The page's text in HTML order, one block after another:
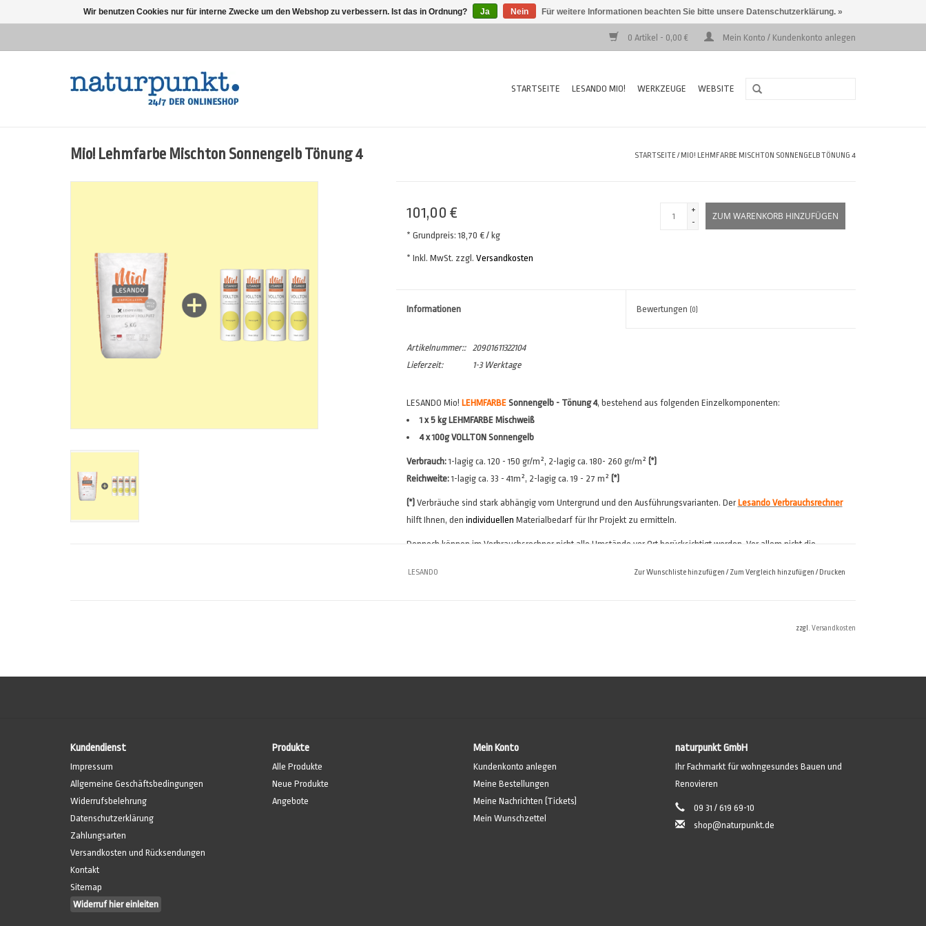
0 Artikel - 0,00 € Mein Konto / Kundenkonto anlegen
STARTSEITE LESANDO MIO! WERKZEUGE WEBSITE
Mio! Lehmfarbe Mischton Sonnengelb Tönung 4 STARTSEITE / MIO! LEHMFARBE MISCHTON SONNENGELB TÖNUNG 4
101,00 €
* Grundpreis: 18,70 € / kg
* Inkl. MwSt. zzgl. Versandkosten
+
-
ZUM WARENKORB HINZUFÜGEN
Informationen Bewertungen (0)
Artikelnummer::
20901611322104
Lieferzeit:
1-3 Werktage
LESANDO Mio! LEHMFARBE Sonnengelb - Tönung 4, bestehend aus folgenden Einzelkomponenten:
1 x 5 kg LEHMFARBE Mischweiß
4 x 100g VOLLTON Sonnengelb
Verbrauch:1-lagig ca. 120 - 150 gr/m², 2-lagig ca. 180- 260 gr/m² (*)
Reichweite:1-lagig ca. 33 - 41m², 2-lagig ca. 19 - 27 m² (*)
(*)Verbräuche sind stark abhängig vom Untergrund und den Ausführungsvarianten. Der Lesando Verbrauchsrechner
hilft Ihnen, den individuellen Materialbedarf für Ihr Projekt zu ermitteln.
Dennoch können im Verbrauchsrechner nicht alle Umstände vor Ort berücksichtigt werden. Vor allem nicht die
LESANDO Zur Wunschliste hinzufügen / Zum Vergleich hinzufügen / Drucken
zzgl. Versandkosten
Kundendienst
Impressum
Allgemeine Geschäftsbedingungen
Widerrufsbelehrung
Datenschutzerklärung
Zahlungsarten
Versandkosten und Rücksendungen
Kontakt
Sitemap
Produkte
Alle Produkte
Neue Produkte
Angebote
Mein Konto
Kundenkonto anlegen
Meine Bestellungen
Meine Nachrichten (Tickets)
Mein Wunschzettel
naturpunkt GmbH
Ihr Fachmarkt für wohngesundes Bauen und
Renovieren
09 31 / 619 69-10
shop@naturpunkt.de
Widerruf hier einleiten
Wir benutzen Cookies nur für interne Zwecke um den Webshop zu verbessern. Ist das in Ordnung? Ja Nein Für weitere Informationen beachten Sie bitte unsere Datenschutzerklärung. »